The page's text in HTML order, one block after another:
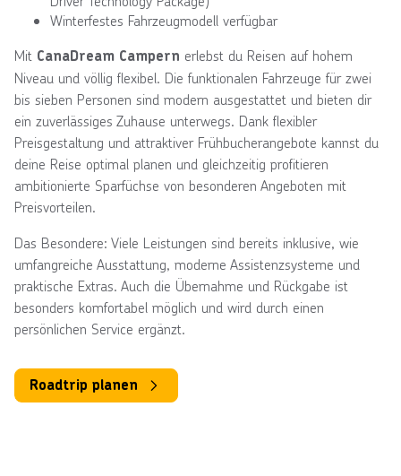
Winterfestes Fahrzeugmodell verfügbar
Mit CanaDream Campern erlebst du Reisen auf hohem
Niveau und völlig flexibel. Die funktionalen Fahrzeuge für zwei
bis sieben Personen sind modern ausgestattet und bieten dir
ein zuverlässiges Zuhause unterwegs. Dank flexibler
Preisgestaltung und attraktiver Frühbucherangebote kannst du
deine Reise optimal planen und gleichzeitig profitieren
ambitionierte Sparfüchse von besonderen Angeboten mit
Preisvorteilen.
Das Besondere: Viele Leistungen sind bereits inklusive, wie
umfangreiche Ausstattung, moderne Assistenzsysteme und
praktische Extras. Auch die Übernahme und Rückgabe ist
besonders komfortabel möglich und wird durch einen
persönlichen Service ergänzt.
Roadtrip planen